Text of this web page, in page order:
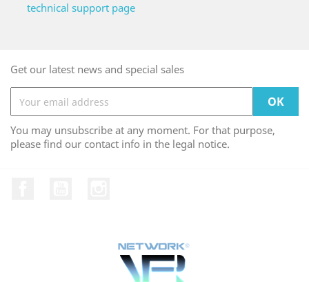
technical support page
Get our latest news and special sales
You may unsubscribe at any moment. For that purpose,
please find our contact info in the legal notice.